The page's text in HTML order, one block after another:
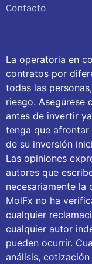
Contacto
La operatoria en
contratos por
todas las
riesgo. Asegúrese
antes de invertir
tenga que
de su inversión
Las opiniones
autores que
necesariamente la
MolFx no ha
cualquier
cualquier autor
pueden ocurrir.
análisis,